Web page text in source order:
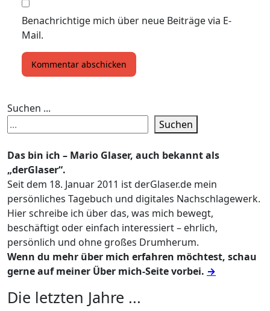
Benachrichtige mich über neue Beiträge via E-
Mail.
Suchen ...
Suchen
Das bin ich – Mario Glaser, auch bekannt als
„derGlaser“.
Seit dem 18. Januar 2011 ist derGlaser.de mein
persönliches Tagebuch und digitales Nachschlagewerk.
Hier schreibe ich über das, was mich bewegt,
beschäftigt oder einfach interessiert – ehrlich,
persönlich und ohne großes Drumherum.
Wenn du mehr über mich erfahren möchtest, schau
gerne auf meiner Über mich-Seite vorbei. →
Die letzten Jahre ...